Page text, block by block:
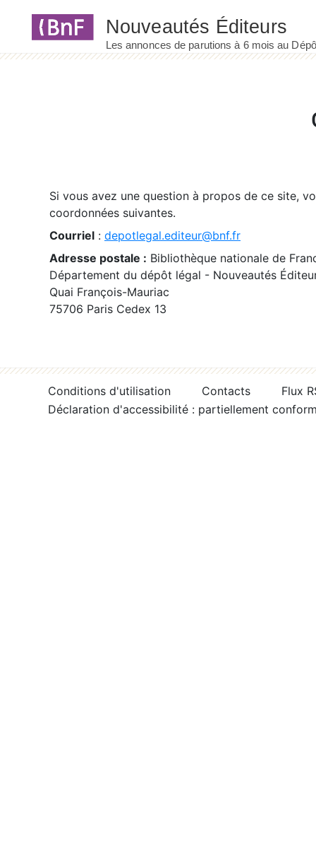
Si vous avez une question à propos de ce site,
coordonnées suivantes.
Courriel : depotlegal.editeur@bnf.fr
Adresse postale : Bibliothèque nationale de
Département du dépôt légal - Nouveautés
Quai François-Mauriac
75706 Paris Cedex 13
Conditions d'utilisation Contacts
Flux
Déclaration d'accessibilité : partiellement